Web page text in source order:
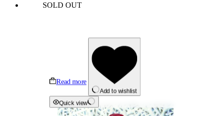
SOLD OUT
Read more
Add to wishlist
Quick view